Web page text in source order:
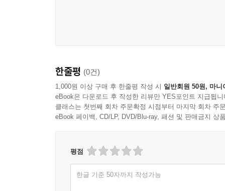
한줄평 (0건)
1,000원 이상 구매 후 한줄평 작성 시 일반회원 50원, 마니
eBook은 다운로드 후 작성한 리뷰만 YES포인트 지급됩니
클래스는 첫번째 회차 주문확정 시점부터 마지막 회차 주
eBook 페이백, CD/LP, DVD/Blu-ray, 패션 및 판매금지 상
평점
한글 기준 50자까지 작성가능